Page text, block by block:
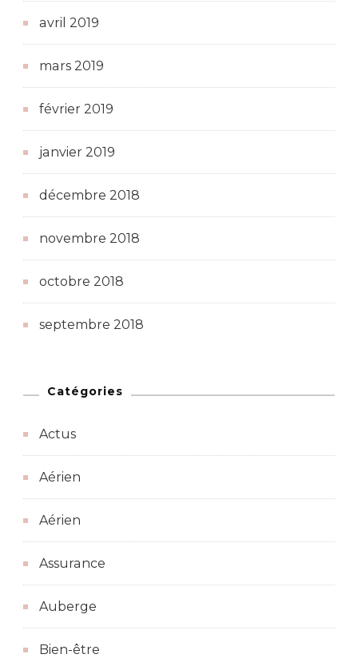
avril 2019
mars 2019
février 2019
janvier 2019
décembre 2018
novembre 2018
octobre 2018
septembre 2018
Catégories
Actus
Aérien
Aérien
Assurance
Auberge
Bien-être